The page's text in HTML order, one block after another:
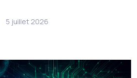
5 juillet 2026